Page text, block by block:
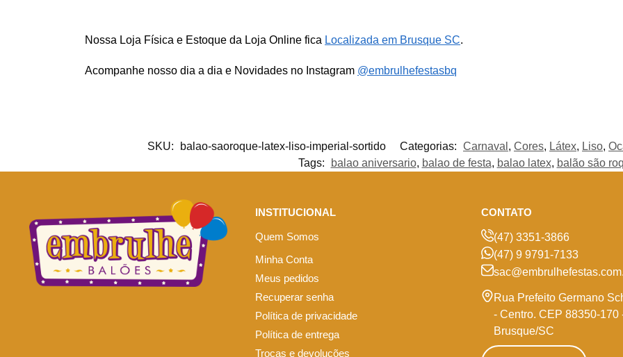
Nossa Loja Física e Estoque da Loja Online fica Localizada em Brusque SC.
Acompanhe nosso dia a dia e Novidades no Instagram @embrulhefestasbq
SKU: balao-saoroque-latex-liso-imperial-sortido Categorias: Carnaval , Cores, Látex, Liso,
Tags:
balao aniversario, balao de festa, balao latex, balão são
INSTITUCIONAL
Quem Somos
Minha Conta
Meus pedidos
Recuperar senha
Política de privacidade
Política de entrega
Trocas e devoluções
CONTATO
(47) 3351-3866
(47) 9 9791-7133
Rua Prefeito Germano
- Centro. CEP 88350-170
Brusque/SC